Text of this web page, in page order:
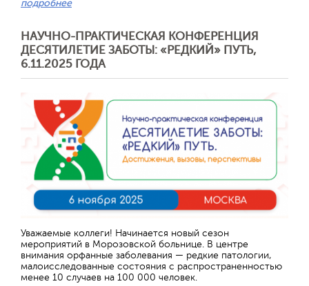
подробнее
НАУЧНО-ПРАКТИЧЕСКАЯ КОНФЕРЕНЦИЯ
ДЕСЯТИЛЕТИЕ ЗАБОТЫ: «РЕДКИЙ» ПУТЬ,
6.11.2025 ГОДА
Уважаемые коллеги! Начинается новый сезон
мероприятий в Морозовской больнице. В центре
внимания орфанные заболевания — редкие патологии,
малоисследованные состояния с распространенностью
менее 10 случаев на 100 000 человек.